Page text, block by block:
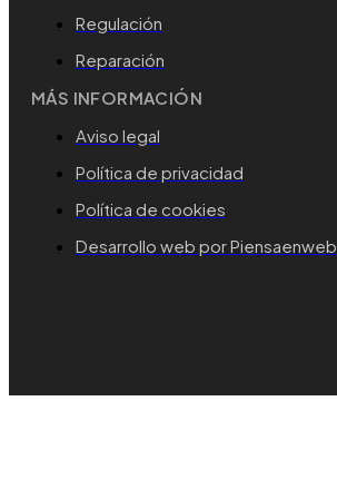
Regulación
Reparación
MÁS INFORMACIÓN
Aviso legal
Política de privacidad
Política de cookies
Desarrollo web por Piensaenweb